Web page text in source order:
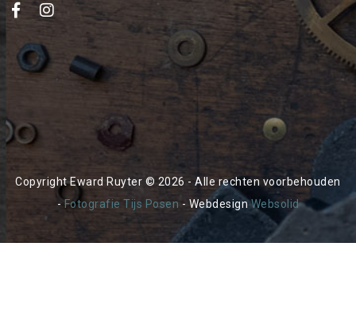
Copyright Eward Ruyter © 2026 - Alle rechten voorbehouden
-Fotografie Tijs Posen - WebdesignWebsolid